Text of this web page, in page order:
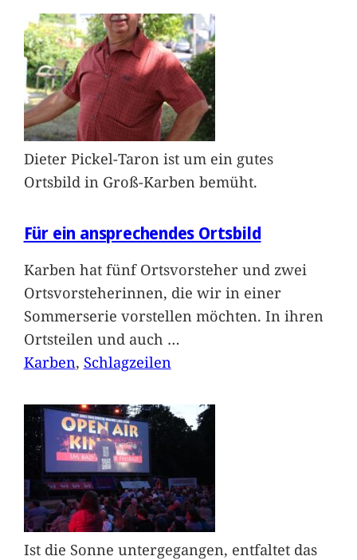
Dieter Pickel-Taron ist um ein gutes
Ortsbild in Groß-Karben bemüht.
Für ein ansprechendes Ortsbild
Karben hat fünf Ortsvorsteher und zwei
Ortsvorsteherinnen, die wir in einer
Sommerserie vorstellen möchten. In ihren
Ortsteilen und auch …
Karben, Schlagzeilen
Ist die Sonne untergegangen, entfaltet das